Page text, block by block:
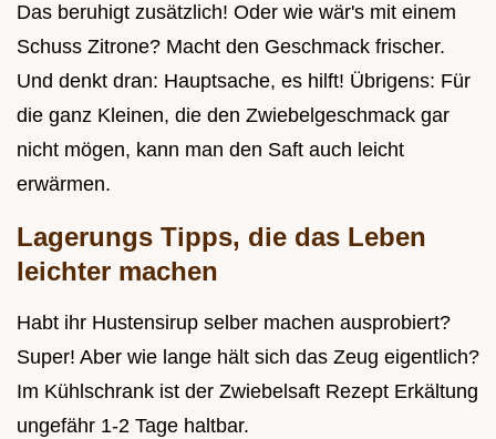
Das beruhigt zusätzlich! Oder wie wär's mit einem
Schuss Zitrone? Macht den Geschmack frischer.
Und denkt dran: Hauptsache, es hilft! Übrigens: Für
die ganz Kleinen, die den Zwiebelgeschmack gar
nicht mögen, kann man den Saft auch leicht
erwärmen.
Lagerungs Tipps, die das Leben
leichter machen
Habt ihr Hustensirup selber machen ausprobiert?
Super! Aber wie lange hält sich das Zeug eigentlich?
Im Kühlschrank ist der Zwiebelsaft Rezept Erkältung
ungefähr 1-2 Tage haltbar.